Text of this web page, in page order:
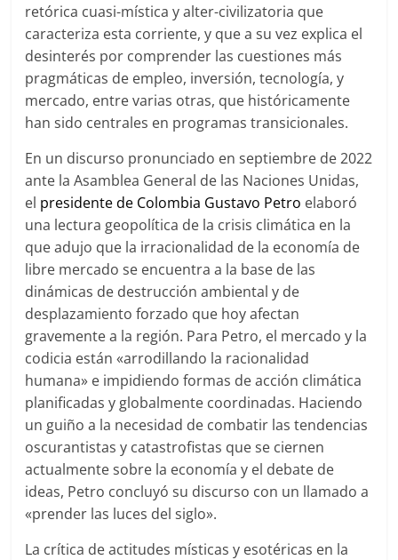
retórica cuasi-mística y alter-civilizatoria que
caracteriza esta corriente, y que a su vez explica el
desinterés por comprender las cuestiones más
pragmáticas de empleo, inversión, tecnología, y
mercado, entre varias otras, que históricamente
han sido centrales en programas transicionales.
En un discurso pronunciado en septiembre de 2022
ante la Asamblea General de las Naciones Unidas,
el presidente de Colombia Gustavo Petro elaboró
una lectura geopolítica de la crisis climática en la
que adujo que la irracionalidad de la economía de
libre mercado se encuentra a la base de las
dinámicas de destrucción ambiental y de
desplazamiento forzado que hoy afectan
gravemente a la región. Para Petro, el mercado y la
codicia están «arrodillando la racionalidad
humana» e impidiendo formas de acción climática
planificadas y globalmente coordinadas. Haciendo
un guiño a la necesidad de combatir las tendencias
oscurantistas y catastrofistas que se ciernen
actualmente sobre la economía y el debate de
ideas, Petro concluyó su discurso con un llamado a
«prender las luces del siglo».
La crítica de actitudes místicas y esotéricas en la